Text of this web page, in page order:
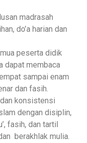
madrasah
do’a harian dan
peserta didik
dapat membaca
sampai enam
dan fasih.
konsistensi
dengan disiplin,
fasih, dan tartil
berakhlak mulia.